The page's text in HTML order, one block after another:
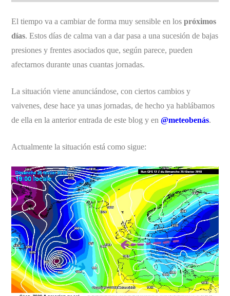
El tiempo va a cambiar de forma muy sensible en lospróximos
días. Estos días de calma van a dar pasa a una sucesión de bajas
presiones y frentes asociados que, según parece, pueden
afectarnos durante unas cuantas jornadas.
La situación viene anunciándose, con ciertos cambios y
vaivenes, dese hace ya unas jornadas, de hecho ya hablábamos
de ella en la anterior entrada de este blog y en@meteobenás.
Actualmente la situación está como sigue: